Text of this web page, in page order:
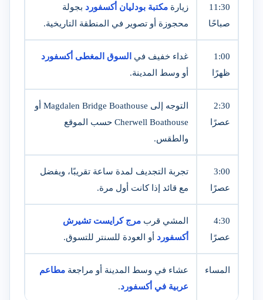
11:30
صباحًا
زيارة مكتبة بودليان أكسفورد بجولة
محجوزة أو تصوير في المنطقة التاريخية.
1:00
ظهرًا
غداء خفيف في
السوق المغطى أكسفورد
أو وسط المدينة.
2:30
عصرًا
التوجه إلى Magdalen Bridge Boathouse أو
Cherwell Boathouse حسب الموقع
والطقس.
3:00
عصرًا
تجربة التجديف لمدة ساعة تقريبًا، ويفضل
مع قائد إذا كانت أول مرة.
4:30
عصرًا
المشي قرب مرج كرايست تشيرش
أكسفورد أو العودة للسنتر للتسوق.
المساء عشاء في وسط المدينة أو مراجعة مطاعم
عربية في أكسفورد.